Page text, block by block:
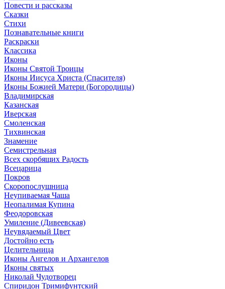
Повести и рассказы
Сказки
Стихи
Познавательные книги
Раскраски
Классика
Иконы
Иконы Святой Троицы
Иконы Иисуса Христа (Спасителя)
Иконы Божией Матери (Богородицы)
Владимирская
Казанская
Иверская
Смоленская
Тихвинская
Знамение
Семистрельная
Всех скорбящих Радость
Всецарица
Покров
Скоропослушница
Неупиваемая Чаша
Неопалимая Купина
Феодоровская
Умиление (Дивеевская)
Неувядаемый Цвет
Достойно есть
Целительница
Иконы Ангелов и Архангелов
Иконы святых
Николай Чудотворец
Спиридон Тримифунтский